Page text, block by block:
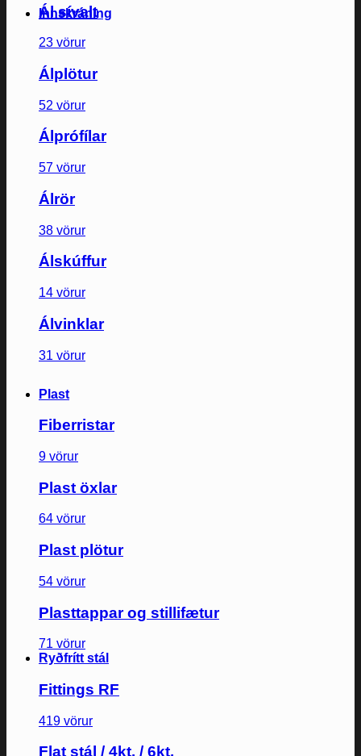
Innskráning
Ál sívalt
23 vörur
Álplötur
52 vörur
Álprófílar
57 vörur
Álrör
38 vörur
Álskúffur
14 vörur
Álvinklar
31 vörur
Plast
Fiberristar
9 vörur
Plast öxlar
64 vörur
Plast plötur
54 vörur
Plasttappar og stillifætur
71 vörur
Ryðfrítt stál
Fittings RF
419 vörur
Flat stál / 4kt. / 6kt.